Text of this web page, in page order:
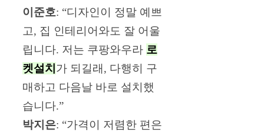
이준호: “디자인이 정말 예쁘
고, 집 인테리어와도 잘 어울
립니다. 저는 쿠팡와우라 로
켓설치 가 되길래, 다행히 구
매하고 다음날 바로 설치했
습니다.”
박지은: “가격이 저렴한 편은